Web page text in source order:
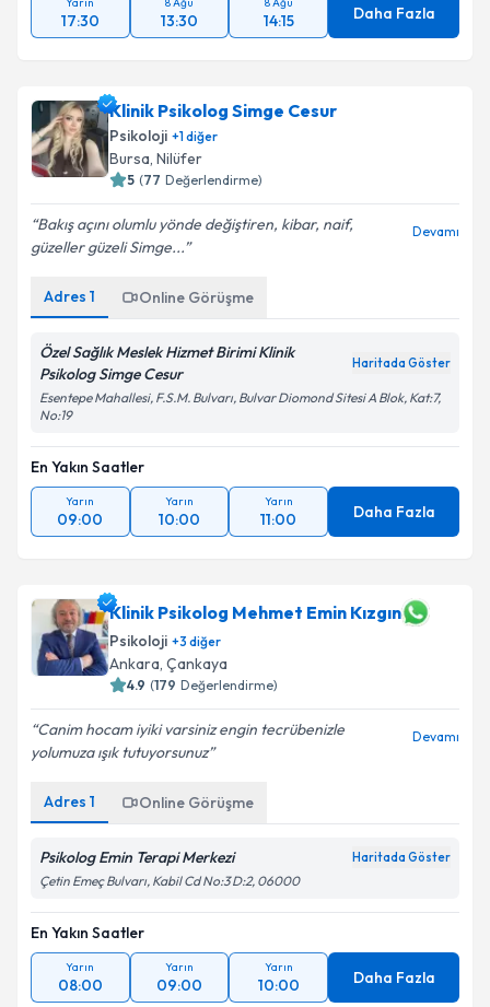
17:30 13:30 14:15 Daha Fazla
Klinik Psikolog Simge Cesur
Psikoloji +1diğer
Bursa, Nilüfer
5 (77 Değerlendirme)
Bakış açını olumlu yönde değiştiren, kibar, naif,
güzeller güzeli Simge...
Devamı
Adres 1 Online Görüşme
Özel Sağlık Meslek Hizmet Birimi Klinik
Psikolog Simge Cesur
Haritada Göster
Esentepe Mahallesi, F.S.M. Bulvarı, Bulvar Diomond Sitesi A Blok, Kat:7,
No:19
En Yakın Saatler
Yarın
09:00
Yarın
10:00
Yarın
11:00 Daha Fazla
Klinik Psikolog Mehmet Emin Kızgın
Psikoloji +3 diğer
Ankara, Çankaya
4.9 (179 Değerlendirme)
Canim hocam iyiki varsiniz engin tecrübenizle
yolumuza ışık tutuyorsunuz
Devamı
Adres 1 Online Görüşme
Psikolog Emin Terapi Merkezi Haritada Göster
Çetin Emeç Bulvarı, Kabil Cd No:3 D:2, 06000
En Yakın Saatler
Yarın
08:00
Yarın
09:00
Yarın
10:00 Daha Fazla